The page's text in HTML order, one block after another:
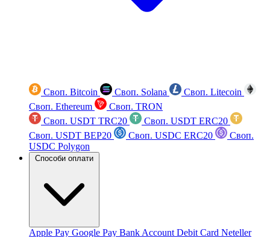
Своп. Bitcoin Своп. Solana
Своп. Litecoin
Своп. Ethereum
Своп. TRON
Своп. USDT TRC20
Своп. USDT ERC20
Своп. USDT BEP20
Своп. USDC ERC20
Своп.
USDC Polygon
Способи оплати
Apple Pay Google Pay Bank Account Debit Card Neteller